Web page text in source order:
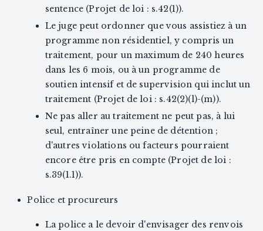
sentence (Projet de loi : s.42(1)).
Le juge peut ordonner que vous assistiez à un
programme non résidentiel, y compris un
traitement, pour un maximum de 240 heures
dans les 6 mois, ou à un programme de
soutien intensif et de supervision qui inclut un
traitement (Projet de loi : s.42(2)(l)-(m)).
Ne pas aller au traitement ne peut pas, à lui
seul, entraîner une peine de détention ;
d'autres violations ou facteurs pourraient
encore être pris en compte (Projet de loi :
s.39(1.1)).
Police et procureurs
La police a le devoir d'envisager des renvois